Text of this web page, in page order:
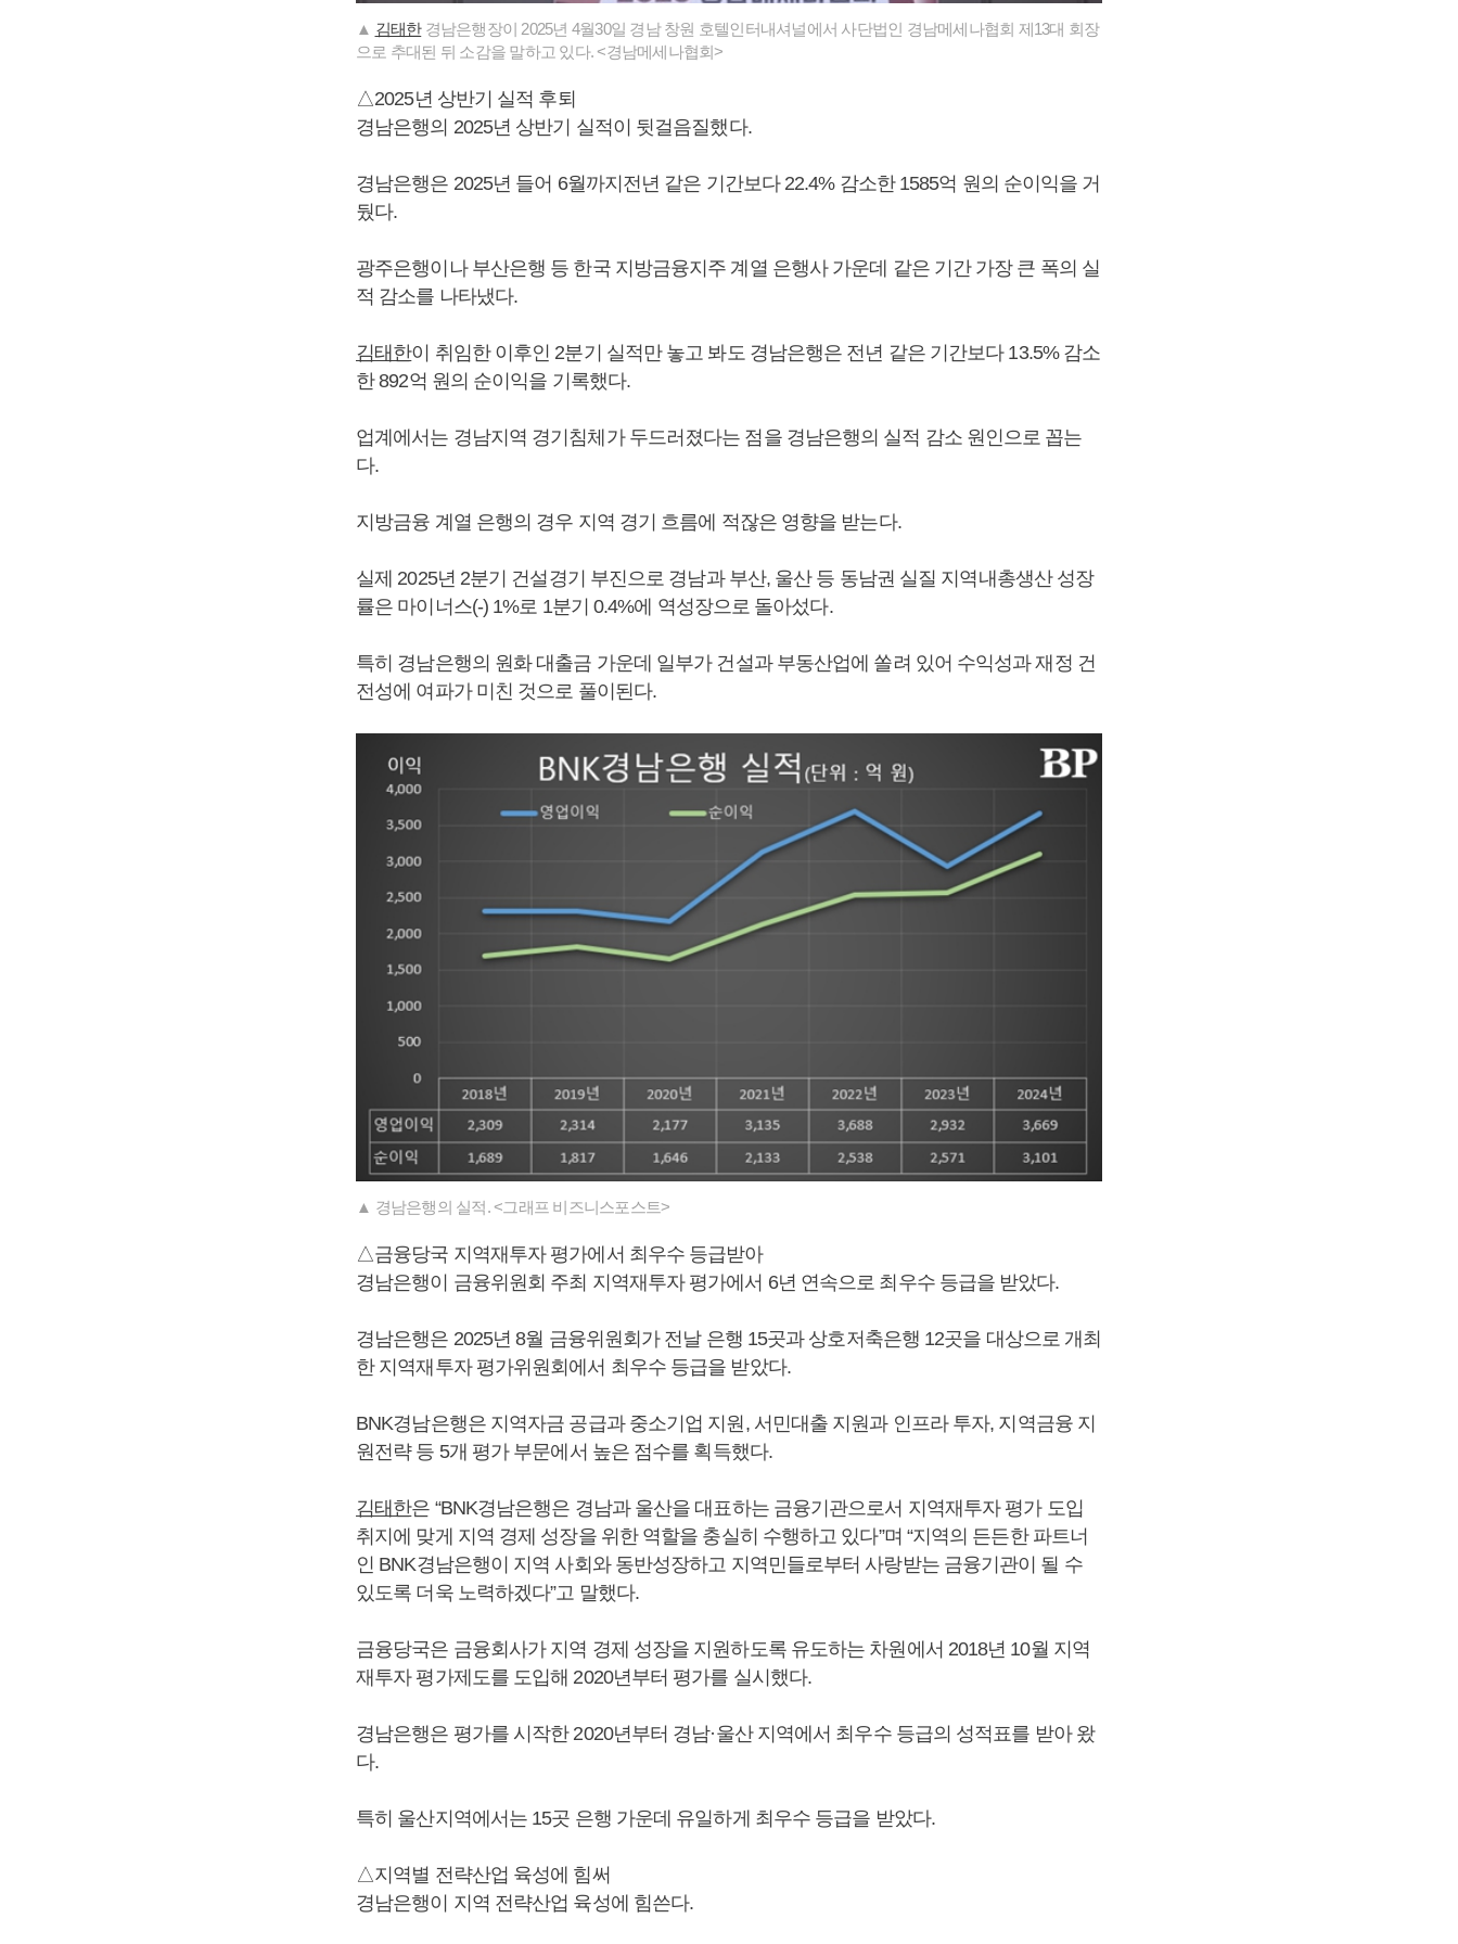
▲ 김태한경남은행장이 2025년 4월30일 경남 창원 호텔인터내셔널에서 사단법인 경남메세나협회 제13대 회장
으로 추대된 뒤 소감을 말하고 있다. <경남메세나협회>
△2025년 상반기 실적 후퇴
경남은행의 2025년 상반기 실적이 뒷걸음질했다.
경남은행은 2025년 들어 6월까지전년 같은 기간보다 22.4% 감소한 1585억 원의 순이익을 거
뒀다.
광주은행이나 부산은행 등 한국 지방금융지주 계열 은행사 가운데 같은 기간 가장 큰 폭의 실
적 감소를 나타냈다.
김태한이 취임한 이후인 2분기 실적만 놓고 봐도 경남은행은 전년 같은 기간보다 13.5% 감소
한 892억 원의 순이익을 기록했다.
업계에서는 경남지역 경기침체가 두드러졌다는 점을 경남은행의 실적 감소 원인으로 꼽는
다.
지방금융 계열 은행의 경우 지역 경기 흐름에 적잖은 영향을 받는다.
실제 2025년 2분기 건설경기 부진으로 경남과 부산, 울산 등 동남권 실질 지역내총생산 성장
률은 마이너스(-) 1%로 1분기 0.4%에 역성장으로 돌아섰다.
특히 경남은행의 원화 대출금 가운데 일부가 건설과 부동산업에 쏠려 있어 수익성과 재정 건
전성에 여파가 미친 것으로 풀이된다.
▲ 경남은행의 실적. <그래프 비즈니스포스트>
△금융당국 지역재투자 평가에서 최우수 등급받아
경남은행이 금융위원회 주최 지역재투자 평가에서 6년 연속으로 최우수 등급을 받았다.
경남은행은 2025년 8월 금융위원회가 전날 은행 15곳과 상호저축은행 12곳을 대상으로 개최
한 지역재투자 평가위원회에서 최우수 등급을 받았다.
BNK경남은행은 지역자금 공급과 중소기업 지원, 서민대출 지원과 인프라 투자, 지역금융 지
원전략 등 5개 평가 부문에서 높은 점수를 획득했다.
김태한은 “BNK경남은행은 경남과 울산을 대표하는 금융기관으로서 지역재투자 평가 도입
취지에 맞게 지역 경제 성장을 위한 역할을 충실히 수행하고 있다”며 “지역의 든든한 파트너
인 BNK경남은행이 지역 사회와 동반성장하고 지역민들로부터 사랑받는 금융기관이 될 수
있도록 더욱 노력하겠다”고 말했다.
금융당국은 금융회사가 지역 경제 성장을 지원하도록 유도하는 차원에서 2018년 10월 지역
재투자 평가제도를 도입해 2020년부터 평가를 실시했다.
경남은행은 평가를 시작한 2020년부터 경남·울산 지역에서 최우수 등급의 성적표를 받아 왔
다.
특히 울산지역에서는 15곳 은행 가운데 유일하게 최우수 등급을 받았다.
△지역별 전략산업 육성에 힘써
경남은행이 지역 전략산업 육성에 힘쓴다.